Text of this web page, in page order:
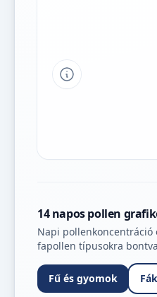
Tipp a grafikon
14 napos pollen
Napi pollenkoncentráció
fapollen típusokra
Fű és gyomok Fák